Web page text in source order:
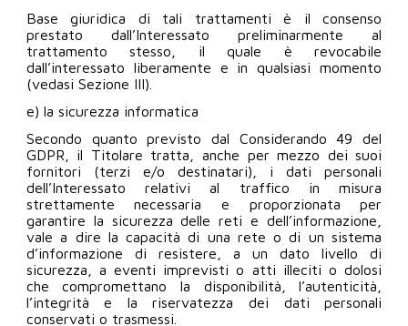
Base giuridica di tali trattamenti è il consenso
prestato dall’Interessato preliminarmente al
trattamento stesso, il quale è revocabile
dall’interessato liberamente e in qualsiasi momento
(vedasi Sezione III).
e) la sicurezza informatica
Secondo quanto previsto dal Considerando 49 del
GDPR, il Titolare tratta, anche per mezzo dei suoi
fornitori (terzi e/o destinatari), i dati personali
dell’Interessato relativi al traffico in misura
strettamente necessaria e proporzionata per
garantire la sicurezza delle reti e dell’informazione,
vale a dire la capacità di una rete o di un sistema
d’informazione di resistere, a un dato livello di
sicurezza, a eventi imprevisti o atti illeciti o dolosi
che compromettano la disponibilità, l’autenticità,
l’integrità e la riservatezza dei dati personali
conservati o trasmessi.